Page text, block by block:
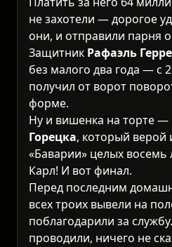
не захотели — дорогое
они, и отправили парня
Защитник Рафаэль
без малого два года — с
получил от ворот
форме.
Ну и вишенка на торте
Горецка, который верой
«Баварии» целых восемь
Карл! И вот финал.
Перед последним
всех троих вывели на
поблагодарили за
проводили, ничего не